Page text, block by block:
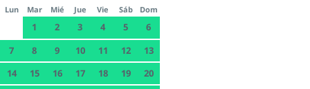
Lun Mar Mié Jue Vie Sáb Dom
1 2 3 4 5
6
7
8 9 10 11 12
13
14
15 16 17 18 19
20